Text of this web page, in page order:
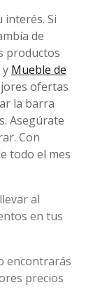
Si
de
productos
y Mueble de
ofertas
la barra
Asegúrate
Con
todo el mes
al
en tus
encontrarás
precios